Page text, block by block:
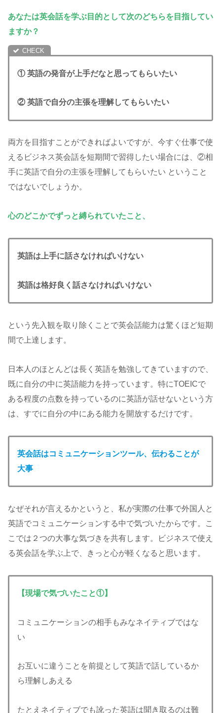
あなたは英会話を学ぶ目的として次のどちらを目指してい
ますか？
① 英語の発音が上手だなと思ってもらいたい
② 英語で自分の主張を理解してもらいたい
両方を目指すことができればよいですが、今すぐ仕事で使
えるビジネス英会話を短期間で習得したい場合には、②相
手に英語で自分の主張を理解してもらいたい ということ
ではないでしょうか。
心のどこかでずっと縛られていたこと、
英語は上手に話さなければいけない
英語は格好良く話さなければいけない
という先入観を取り除くことで英会話能力は驚くほど短期
間で上達します。
日本人のほとんどは長く英語を勉強してきていますので、
既に自分の中に英語能力を持っています。特にTOEICで
ある程度の点数を持っているのに英語が話せないという方
は、すでに自分の中にある能力を開放するだけです。
英会話はコミュニケーションツール、伝わることが
大事
なぜそれが言えるかというと、私が実際の仕事で外国人と
英語でコミュニケーションする中で気づいたからです。こ
こでは２つの大事な気づきを共有します。ビジネスで使え
る英会話を学ぶ上で、きっと心が軽くなると思います。
【現場で気づいたこと①】
コミュニケーションの相手もみなネイティブではな
い
お互いに違うことを前提として英語で話しているか
ら理解しあえる
たとえネイティブでも訛った英語は聞き取るのは難